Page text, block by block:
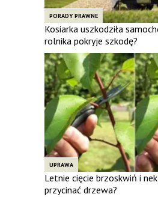
PORADY PRAWNE
Kosiarka uszkodziła
rolnika pokryje szkodę?
UPRAWA
Letnie cięcie brzoskwiń i
przycinać drzewa?